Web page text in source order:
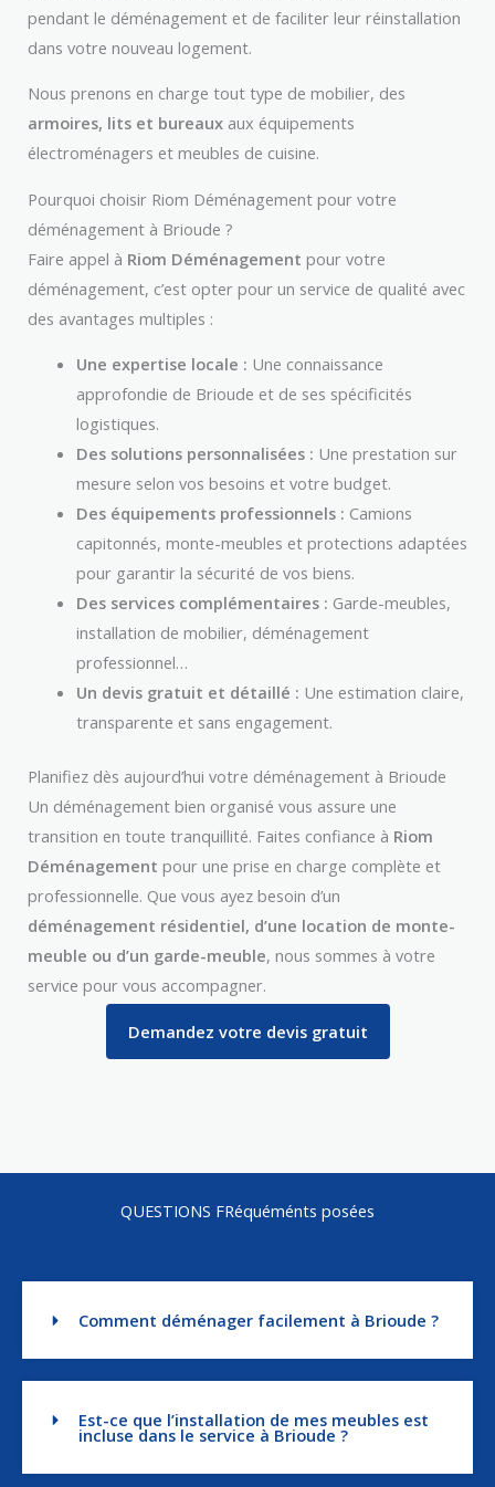
pendant le déménagement et de faciliter leur réinstallation
dans votre nouveau logement.
Nous prenons en charge tout type de mobilier, des
armoires, lits et bureaux aux équipements
électroménagers et meubles de cuisine.
Pourquoi choisir Riom Déménagement pour votre
déménagement à Brioude ?
Faire appel à Riom Déménagement pour votre
déménagement, c’est opter pour un service de qualité avec
des avantages multiples :
Une expertise locale : Une connaissance
approfondie de Brioude et de ses spécificités
logistiques.
Des solutions personnalisées : Une prestation sur
mesure selon vos besoins et votre budget.
Des équipements professionnels : Camions
capitonnés, monte-meubles et protections adaptées
pour garantir la sécurité de vos biens.
Des services complémentaires : Garde-meubles,
installation de mobilier, déménagement
professionnel…
Un devis gratuit et détaillé : Une estimation claire,
transparente et sans engagement.
Planifiez dès aujourd’hui votre déménagement à Brioude
Un déménagement bien organisé vous assure une
transition en toute tranquillité. Faites confiance à Riom
Déménagement pour une prise en charge complète et
professionnelle. Que vous ayez besoin d’un
déménagement résidentiel, d’une location de monte-
meuble ou d’un garde-meuble, nous sommes à votre
service pour vous accompagner.
Demandez votre devis gratuit
QUESTIONS FRéquéménts posées
Comment déménager facilement à Brioude ?
Est-ce que l’installation de mes meubles est
incluse dans le service à Brioude ?